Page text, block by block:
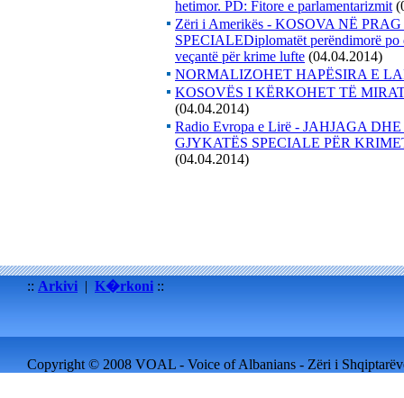
hetimor. PD: Fitore e parlamentarizmit
Zëri i Amerikës - KOSOVA NË
SPECIALEDiplomatët perëndimorë po
veçantë për krime lufte (04.04.2014)
NORMALIZOHET HAPËSIRA E
KOSOVËS I KËRKOHET TË
(04.04.2014)
Radio Evropa e Lirë - JAHJAGA
GJYKATËS SPECIALE PËR
(04.04.2014)
:: Arkivi | K�rkoni ::
Copyright © 2008 VOAL - Voice of Albanians - Zëri i